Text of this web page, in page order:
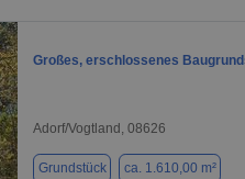
Großes, erschlossenes
Adorf/Vogtland, 08626
Grundstück ca. 1.610,00 m²